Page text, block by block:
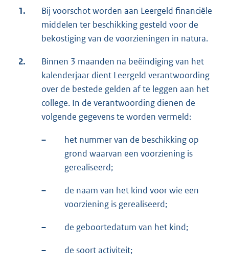
1.
Bij voorschot worden aan Leergeld financiële
middelen ter beschikking gesteld voor de
bekostiging van de voorzieningen in natura.
2.
Binnen 3 maanden na beëindiging van het
kalenderjaar dient Leergeld verantwoording
over de bestede gelden af te leggen aan het
college. In de verantwoording dienen de
volgende gegevens te worden vermeld:
–
het nummer van de beschikking op
grond waarvan een voorziening is
gerealiseerd;
–
de naam van het kind voor wie een
voorziening is gerealiseerd;
– de geboortedatum van het kind;
– de soort activiteit;